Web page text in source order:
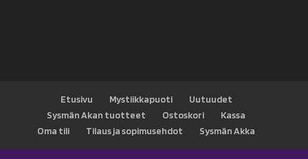
Etusivu Mystiikkapuoti
Uutuudet
Sysmän Akan tuotteet
Ostoskori
Kassa
Oma tili
Tilaus ja sopimusehdot Sysmän Akka